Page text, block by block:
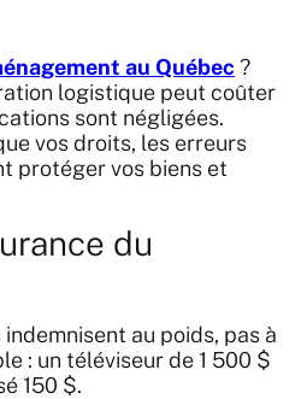
au Québec ?
logistique peut coûter
sont négligées.
vos droits, les erreurs
protéger vos biens et
du
au poids, pas à
: un téléviseur de 1 500 $
150 $.